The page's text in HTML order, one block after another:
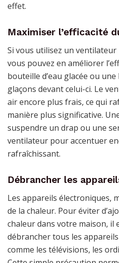
effet.
Maximiser l’efficacité
Si vous utilisez un
vous pouvez en améliorer
bouteille d’eau glacée ou
glaçons devant celui-ci. Le
air encore plus frais, ce qui
manière plus significative.
suspendre un drap ou une
ventilateur pour accentuer
rafraîchissant.
Débrancher les
Les appareils électroniques,
de la chaleur. Pour éviter
chaleur dans votre maison, il
débrancher tous les
comme les télévisions, les